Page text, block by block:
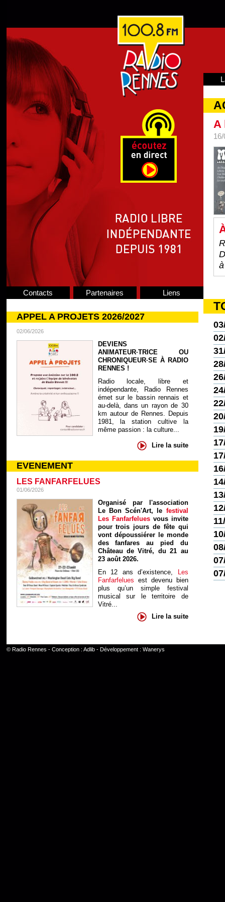
Contacts Partenaires Liens
APPEL A PROJETS 2026/2027
02/06/2026
DEVIENS
ANIMATEUR·TRICE OU
CHRONIQUEUR·SE À RADIO
RENNES !
Radio locale, libre et
indépendante, Radio Rennes
émet sur le bassin rennais et
au-delà, dans un rayon de 30
km autour de Rennes. Depuis
1981, la station cultive la
même passion : la culture...
Lire la suite
EVENEMENT
LES FANFARFELUES
01/06/2026
Organisé par l'association
Le Bon Scén'Art, le festival
Les Fanfarfelues vous invite
pour trois jours de fête qui
vont dépoussiérer le monde
des fanfares au pied du
Château de Vitré, du 21 au
23 août 2026.
En 12 ans d’existence, Les
Fanfarfelues est devenu bien
plus qu’un simple festival
musical sur le territoire de
Vitré...
Lire la suite
A
© Radio Rennes - Conception : Adlib- Développement : Wanerys